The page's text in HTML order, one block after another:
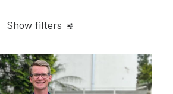
Show filters